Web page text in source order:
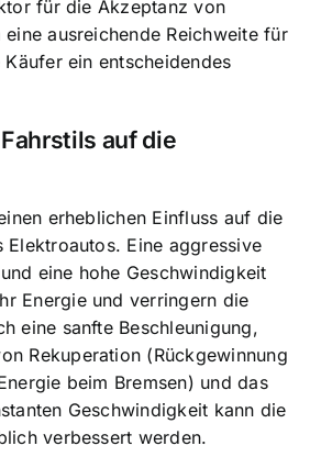
für die Akzeptanz von
ausreichende Reichweite für
ein entscheidendes
auf die
erheblichen Einfluss auf die
Elektroautos. Eine aggressive
eine hohe Geschwindigkeit
Energie und verringern die
eine sanfte Beschleunigung,
Rekuperation (Rückgewinnung
beim Bremsen) und das
Geschwindigkeit kann die
verbessert werden.